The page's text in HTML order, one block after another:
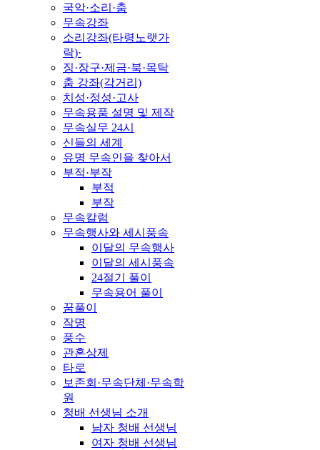
국악·소리·춤
무속강좌
소리강좌(타령노랫가
락)·
징·장구·제금·북·목탁
춤 강좌(각거리)
치성·정성·고사
무속용품 설명 및 제작
무속실무 24시
신들의 세계
유명 무속인을 찾아서
부적·부작
부적
부작
무속칼럼
무속행사와 세시풍속
이달의 무속행사
이달의 세시풍속
24절기 풀이
무속용어 풀이
꿈풀이
작명
풍수
관혼상제
타로
보존회·무속단체·무속학
원
청배 선생님 소개
남자 청배 선생님
여자 청배 선생님